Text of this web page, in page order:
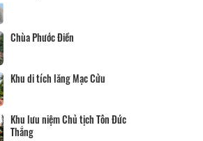
Chùa Phước Điền
Khu di tích lăng Mạc Cửu
Khu lưu niệm Chủ tịch Tôn Đức
Thắng